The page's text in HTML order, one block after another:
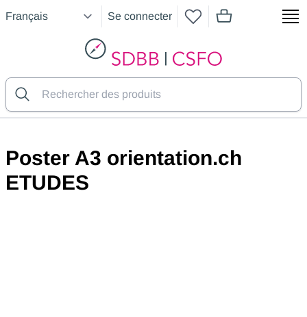
Se connecter
articles dans le
SDBB
Poster A3 orientation.ch
ETUDES